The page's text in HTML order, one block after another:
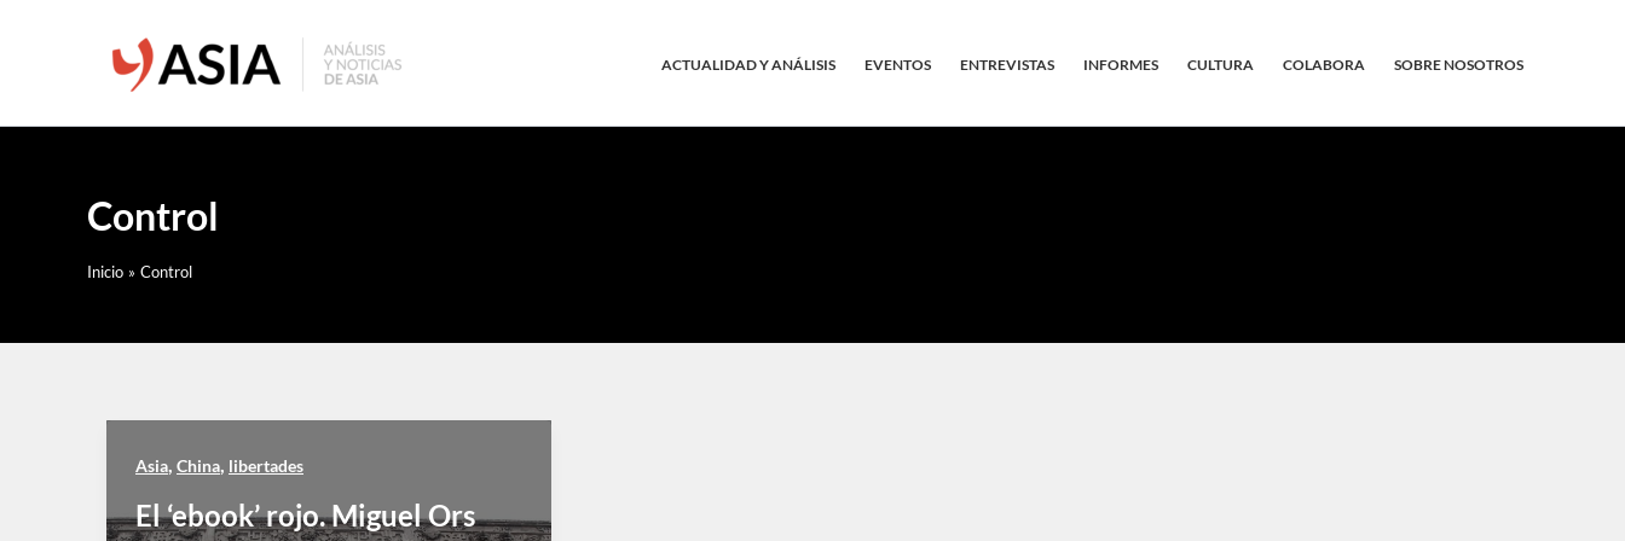
ACTUALIDAD Y ANÁLISIS EVENTOS ENTREVISTAS INFORMES CULTURA COLABORA SOBRE NOSOTROS
Control
Inicio Control
Asia, China, libertades
El ‘ebook’ rojo. Miguel Ors